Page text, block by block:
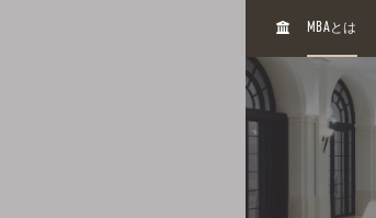
H
MBAとは